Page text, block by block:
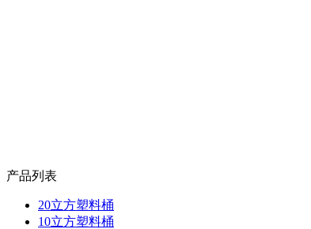
产品列表
20立方塑料桶
10立方塑料桶